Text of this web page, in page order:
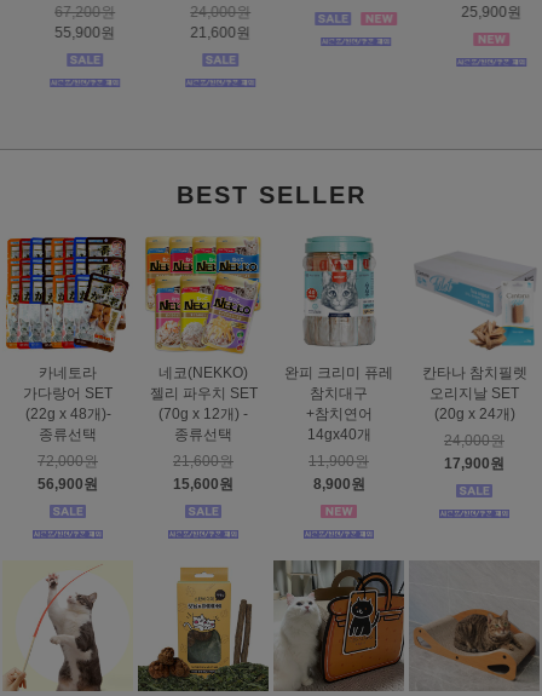
25,900원
49,000원
BEST SELLER
카네토라
가다랑어 SET
(22g x 48개)-
종류선택
72,000원
56,900원
네코(NEKKO)
젤리 파우치 SET
(70g x 12개) -
종류선택
21,600원
15,600원
완피 크리미 퓨레
참치대구
+참치연어
14gx40개
11,900원
8,900원
칸타나 참치필렛
오리지날 SET
(20g x 24개)
24,000원
17,900원